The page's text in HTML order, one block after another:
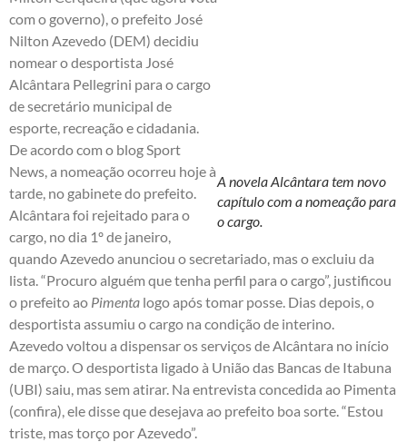
A novela Alcântara tem novo
capítulo com a nomeação para
o cargo.
com o governo), o prefeito José
Nilton Azevedo (DEM) decidiu
nomear o desportista José
Alcântara Pellegrini para o cargo
de secretário municipal de
esporte, recreação e cidadania.
De acordo com o blog Sport
News, a nomeação ocorreu hoje à
tarde, no gabinete do prefeito.
Alcântara foi rejeitado para o
cargo, no dia 1º de janeiro,
quando Azevedo anunciou o secretariado, mas o excluiu da
lista. “Procuro alguém que tenha perfil para o cargo”, justificou
o prefeito ao Pimenta logo após tomar posse. Dias depois, o
desportista assumiu o cargo na condição de interino.
Azevedo voltou a dispensar os serviços de Alcântara no início
de março. O desportista ligado à União das Bancas de Itabuna
(UBI) saiu, mas sem atirar. Na entrevista concedida ao Pimenta
(confira), ele disse que desejava ao prefeito boa sorte. “Estou
triste, mas torço por Azevedo”.